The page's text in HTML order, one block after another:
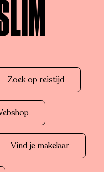
Zoek op reistijd
Vind je makelaar